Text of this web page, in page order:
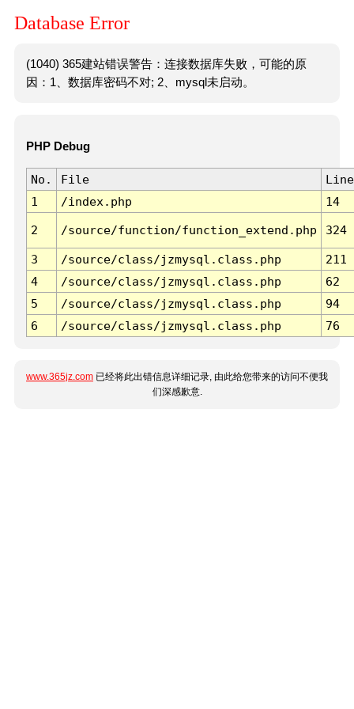
Database Error
(1040) 365建站错误警告：连接数据库失败，可能的原
因：1、数据库密码不对; 2、mysql未启动。
PHP Debug
No. File
Line
1
/index.php 14
2 /source/function/function_extend.php 324
3 /source/class/jzmysql.class.php
211
4
/source/class/jzmysql.class.php
62
5
/source/class/jzmysql.class.php
94
6
/source/class/jzmysql.class.php 76
www.365jz.com 已经将此出错信息详细记录, 由此给您带来的访问不便我
们深感歉意.